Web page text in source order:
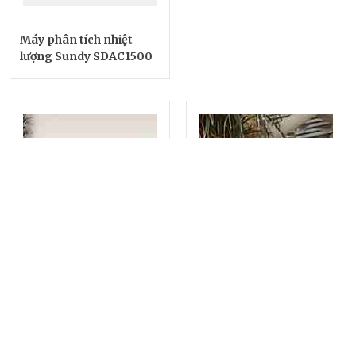
Máy phân tích nhiệt
lượng Sundy SDAC1500